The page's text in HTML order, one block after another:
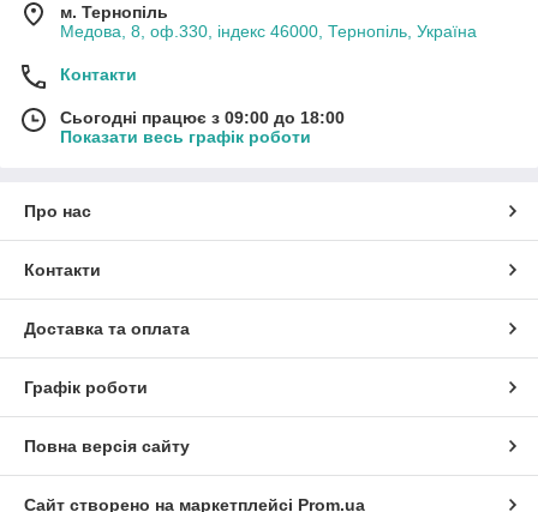
м. Тернопіль
Медова, 8, оф.330, індекс 46000, Тернопіль, Україна
Контакти
Сьогодні працює з 09:00 до 18:00
Показати весь графік роботи
Про нас
Контакти
Доставка та оплата
Графік роботи
Повна версія сайту
Сайт створено на маркетплейсі Prom.ua